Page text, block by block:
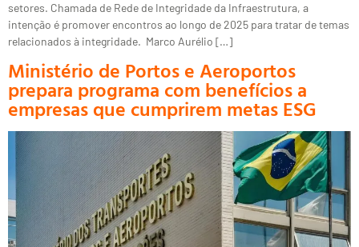
setores. Chamada de Rede de Integridade da Infraestrutura, a
intenção é promover encontros ao longo de 2025 para tratar de temas
relacionados à integridade. Marco Aurélio […]
Ministério de Portos e Aeroportos
prepara programa com benefícios a
empresas que cumprirem metas ESG